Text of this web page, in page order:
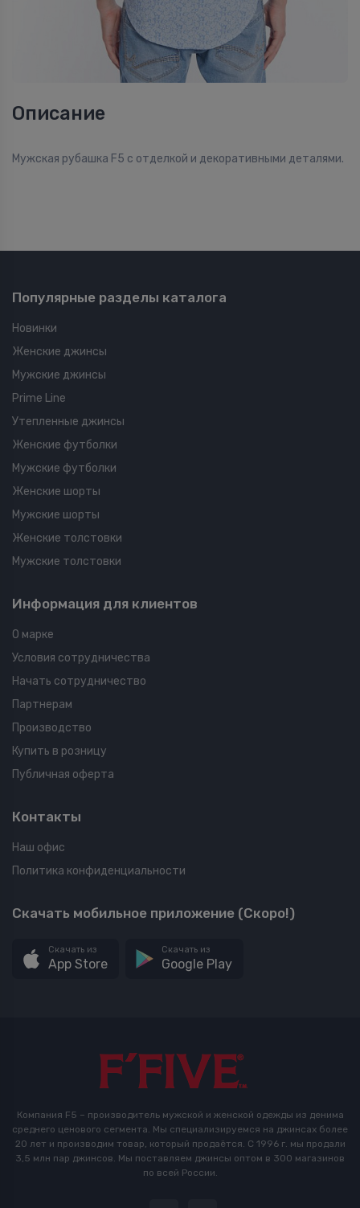
Описание
Мужская рубашка F5 с отделкой и декоративными деталями.
Популярные разделы каталога
Новинки
Женские джинсы
Мужские джинсы
Prime Line
Утепленные джинсы
Женские футболки
Мужские футболки
Женские шорты
Мужские шорты
Женские толстовки
Мужские толстовки
Информация для клиентов
О марке
Условия сотрудничества
Начать сотрудничество
Партнерам
Производство
Купить в розницу
Публичная оферта
Контакты
Наш офис
Политика конфиденциальности
Скачать мобильное приложение (Скоро!)
Скачать из
App Store
Скачать из
Google Play
Компания F5 – производитель мужской и женской одежды из денима
среднего ценового сегмента. Мы специализируемся на джинсах более
20 лет и производим товар, который продаётся. С 1996 г. мы продали
3,5 млн пар джинсов. Мы поставляем джинсы оптом в 300 магазинов
по всей России.